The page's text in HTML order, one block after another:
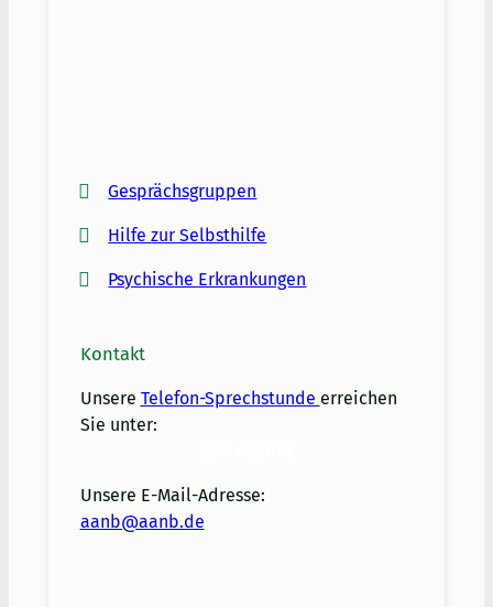
Gesprächsgruppen
Hilfe zur Selbsthilfe
Psychische Erkrankungen
Kontakt
Unsere Telefon-Sprechstunde erreichen
Sie unter:
Unsere E-Mail-Adresse:
aanb@aanb.de